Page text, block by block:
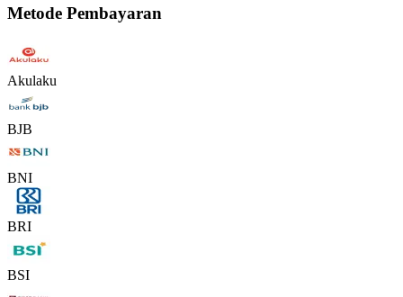
Metode Pembayaran
Akulaku
BJB
BNI
BRI
BSI